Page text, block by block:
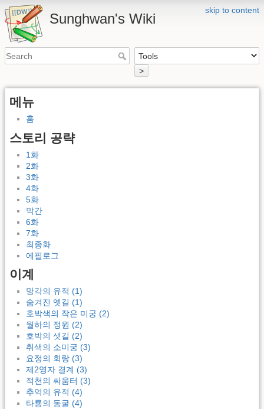
skip to content
Sunghwan's Wiki
>
메뉴
홈
스토리 공략
1화
2화
3화
4화
5화
막간
6화
7화
최종화
에필로그
이계
망각의 유적 (1)
숨겨진 옛길 (1)
호박색의 작은 미궁 (2)
월하의 정원 (2)
호박의 샛길 (2)
취색의 소미궁 (3)
요정의 회랑 (3)
제2영자 결계 (3)
적천의 싸움터 (3)
추억의 유적 (4)
타룡의 동굴 (4)